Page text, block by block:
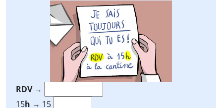
RDV→
15h → 15